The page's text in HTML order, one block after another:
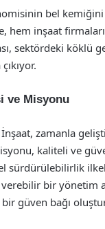
bel
hem inşaat
sektördeki köklü
ve Misyonu
İnşaat, zamanla
kaliteli ve
sürdürülebilirlik
bir yönetim
güven bağı